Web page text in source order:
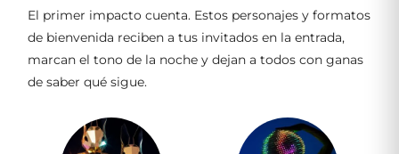
El primer impacto cuenta. Estos personajes y formatos
de bienvenida reciben a tus invitados en la entrada,
marcan el tono de la noche y dejan a todos con ganas
de saber qué sigue.